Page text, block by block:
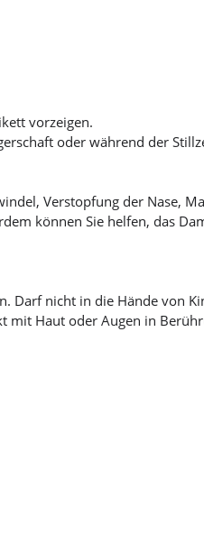
vorzeigen.
oder während der
Verstopfung der Nase,
können Sie helfen, das
Darf nicht in die Hände von
mit Haut oder Augen in